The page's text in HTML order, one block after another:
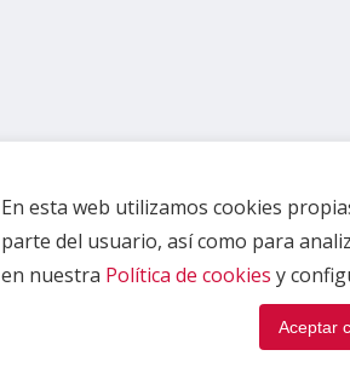
En esta web utilizamos cookies
parte del usuario, así como para
en nuestra Política de cookies y
Aceptar